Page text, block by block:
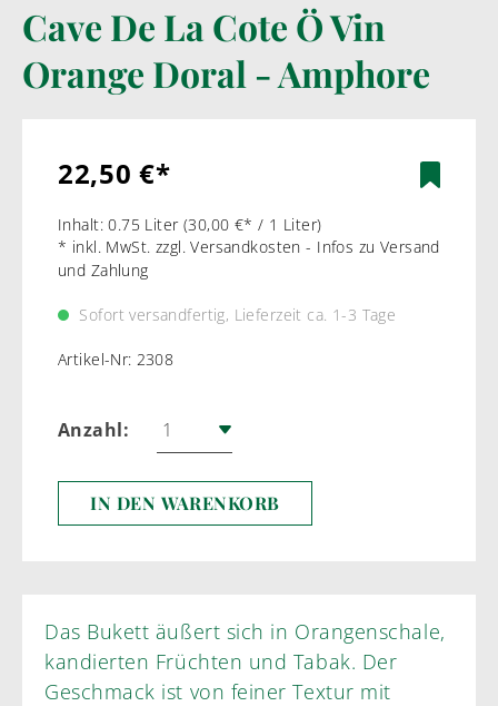
Cave De La Cote Ö Vin
Orange Doral - Amphore
22,50 €*
Inhalt:0.75 Liter (30,00 €* / 1 Liter)
* inkl. MwSt. zzgl. Versandkosten - Infos zu Versand
und Zahlung
Sofort versandfertig, Lieferzeit ca. 1-3 Tage
Artikel-Nr: 2308
Anzahl:
IN DEN WARENKORB
Das Bukett äußert sich in Orangenschale,
kandierten Früchten und Tabak. Der
Geschmack ist von feiner Textur mit